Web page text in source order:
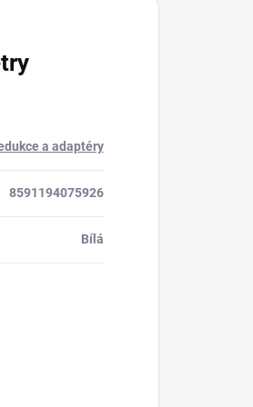
a adaptéry
8591194075926
Bílá